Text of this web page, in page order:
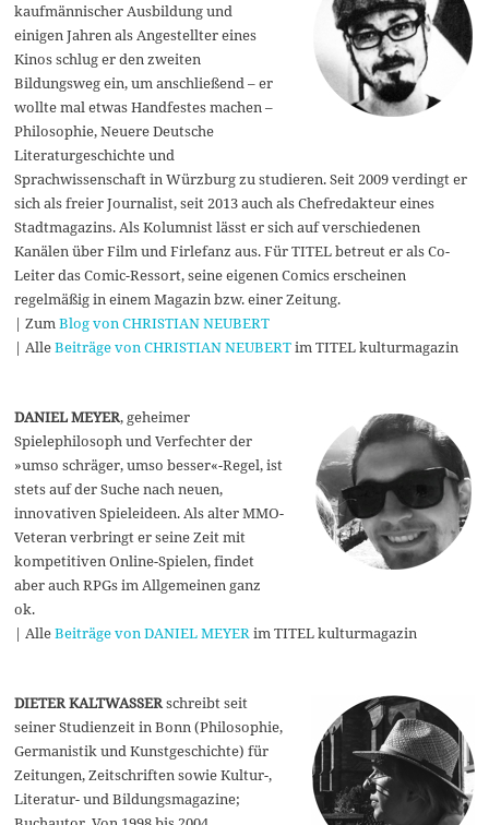
kaufmännischer Ausbildung und
einigen Jahren als Angestellter eines
Kinos schlug er den zweiten
Bildungsweg ein, um anschließend – er
wollte mal etwas Handfestes machen –
Philosophie, Neuere Deutsche
Literaturgeschichte und
Sprachwissenschaft in Würzburg zu studieren. Seit 2009 verdingt er
sich als freier Journalist, seit 2013 auch als Chefredakteur eines
Stadtmagazins. Als Kolumnist lässt er sich auf verschiedenen
Kanälen über Film und Firlefanz aus. Für TITEL betreut er als Co-
Leiter das Comic-Ressort, seine eigenen Comics erscheinen
regelmäßig in einem Magazin bzw. einer Zeitung.
| ZumBlog von CHRISTIAN NEUBERT
| AlleBeiträge von CHRISTIAN NEUBERTim TITEL kulturmagazin
DANIEL MEYER, geheimer
Spielephilosoph und Verfechter der
»umso schräger, umso besser«-Regel, ist
stets auf der Suche nach neuen,
innovativen Spieleideen. Als alter MMO-
Veteran verbringt er seine Zeit mit
kompetitiven Online-Spielen, findet
aber auch RPGs im Allgemeinen ganz
ok.
| AlleBeiträge von DANIEL MEYERim TITEL kulturmagazin
DIETER KALTWASSERschreibt seit
seiner Studienzeit in Bonn (Philosophie,
Germanistik und Kunstgeschichte) für
Zeitungen, Zeitschriften sowie Kultur-,
Literatur- und Bildungsmagazine;